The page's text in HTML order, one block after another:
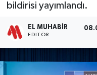
bildirisi yayımlandı.
EL MUHABIR
EDITÖR
Haber Arşivi